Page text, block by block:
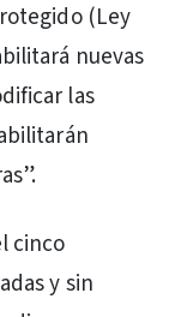
(Ley
nuevas
las
cinco
y sin